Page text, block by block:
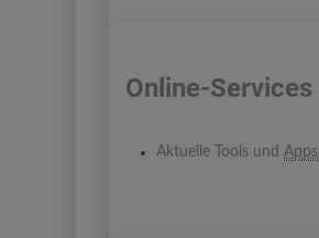
Online-Services
Aktuelle Tools und Apps